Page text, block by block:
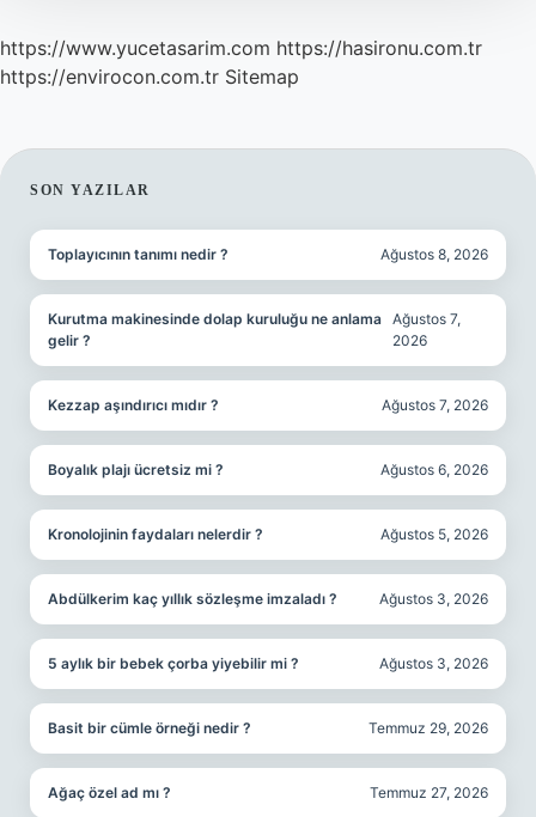
https://www.yucetasarim.com https://hasironu.com.tr
https://envirocon.com.tr Sitemap
SIDEBAR
SON YAZILAR
Toplayıcının tanımı nedir ? Ağustos 8, 2026
Kurutma makinesinde dolap kuruluğu ne anlama
gelir ?
Ağustos 7,
2026
Kezzap aşındırıcı mıdır ? Ağustos 7, 2026
Boyalık plajı ücretsiz mi ? Ağustos 6, 2026
Kronolojinin faydaları nelerdir ? Ağustos 5, 2026
Abdülkerim kaç yıllık sözleşme imzaladı ? Ağustos 3, 2026
5 aylık bir bebek çorba yiyebilir mi ? Ağustos 3, 2026
Basit bir cümle örneği nedir ? Temmuz 29, 2026
Ağaç özel ad mı ? Temmuz 27, 2026